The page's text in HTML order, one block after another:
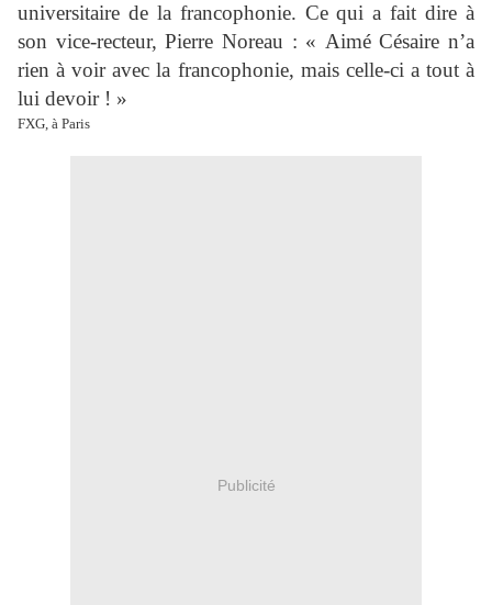
universitaire de la francophonie. Ce qui a fait dire à
son vice-recteur, Pierre Noreau : « Aimé Césaire n’a
rien à voir avec la francophonie, mais celle-ci a tout à
lui devoir ! »
FXG, à Paris
Publicité